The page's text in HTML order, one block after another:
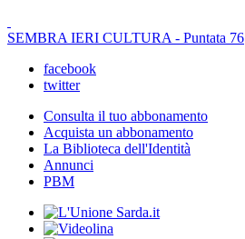
SEMBRA IERI CULTURA - Puntata 76
facebook
twitter
Consulta il tuo abbonamento
Acquista un abbonamento
La Biblioteca dell'Identità
Annunci
PBM